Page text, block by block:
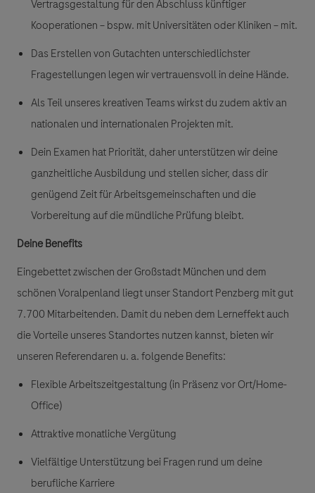
Vertragsgestaltung für den Abschluss künftiger
Kooperationen – bspw. mit Universitäten oder Kliniken – mit.
Das Erstellen von Gutachten unterschiedlichster
Fragestellungen legen wir vertrauensvoll in deine Hände.
Als Teil unseres kreativen Teams wirkst du zudem aktiv an
nationalen und internationalen Projekten mit.
Dein Examen hat Priorität, daher unterstützen wir deine
ganzheitliche Ausbildung und stellen sicher, dass dir
genügend Zeit fürArbeitsgemeinschaften und die
Vorbereitung auf die mündliche Prüfung bleibt.
Deine Benefits
Eingebettet zwischen der Großstadt München und dem
schönen Voralpenland liegt unser Standort Penzberg mit gut
7.700 Mitarbeitenden. Damit du neben dem Lerneffekt auch
die Vorteile unseres Standortes nutzen kannst, bieten wir
unseren Referendaren u. a. folgende Benefits:
Flexible Arbeitszeitgestaltung (in Präsenz vor Ort/Home-
Office)
Attraktive monatliche Vergütung
Vielfältige Unterstützung bei Fragen rund um deine
berufliche Karriere